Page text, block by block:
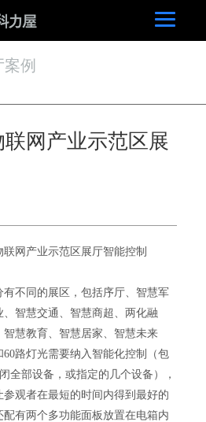
案例
网产业示范区展
网产业示范区展厅智能控制
不同的展区，包括序厅、智慧军
智慧交通、智慧商超、两化融
慧教育、智慧居家、智慧未来
路灯光需要纳入智能化控制（包
全部设备，或指定的几个设备），
观者在最短的时间内得到最好的
有两个多功能面板放置在电箱内